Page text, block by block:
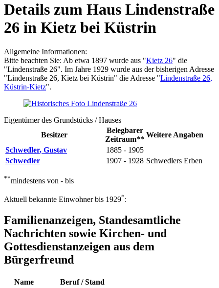
Details zum Haus Lindenstraße
26 in Kietz bei Küstrin
Allgemeine Informationen:
Bitte beachten Sie: Ab etwa 1897 wurde aus "Kietz 26" die
"Lindenstraße 26". Im Jahre 1929 wurde aus der bisherigen Adresse
"Lindenstraße 26, Kietz bei Küstrin" die Adresse "Lindenstraße 26,
Küstrin-Kietz".
Eigentümer des Grundstücks / Hauses
Besitzer
Belegbarer
Zeitraum**
Weitere Angaben
Schwedler, Gustav
1885 - 1905
Schwedler
1907 - 1928 Schwedlers Erben
**mindestens von - bis
Aktuell bekannte Einwohner bis 1929*:
Familienanzeigen, Standesamtliche
Nachrichten sowie Kirchen- und
Gottesdienstanzeigen aus dem
Bürgerfreund
Name
Beruf / Stand